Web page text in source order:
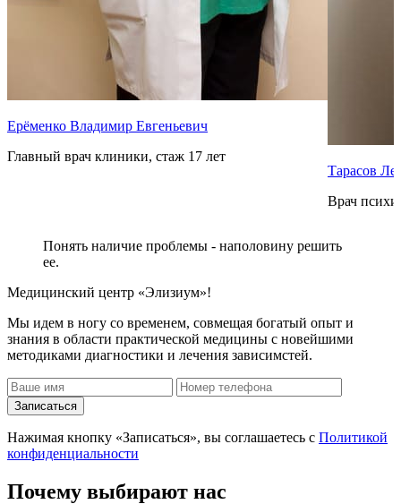
Ерёменко Владимир Евгеньевич
Главный врач клиники, стаж 17 лет
Тарасов
Врач
Понять наличие проблемы - наполовину решить
ее.
Медицинский центр «Элизиум»!
Мы идем в ногу со временем, совмещая богатый опыт и
знания в области практической медицины с новейшими
методиками диагностики и лечения зависимстей.
Записаться
Нажимая кнопку «Записаться», вы соглашаетесь с Политикой
конфиденциальности
Почему выбирают нас